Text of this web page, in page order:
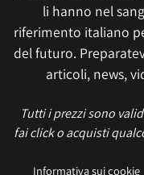
li hanno nel
riferimento italiano
del futuro.
articoli, news,
Tutti i prezzi sono
fai click o acquisti
Informativa sui cookie